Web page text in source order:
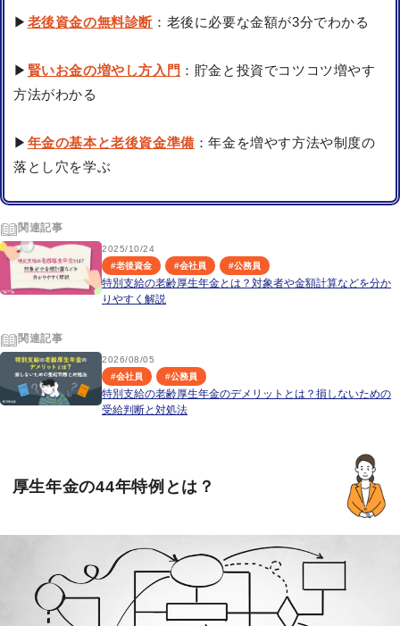
▶ 老後資金の無料診断 ：老後に必要な金額が3分でわかる
▶ 賢いお金の増やし方入門 ：貯金と投資でコツコツ増やす
方法がわかる
▶ 年金の基本と老後資金準備 ：年金を増やす方法や制度の
落とし穴を学ぶ
関連記事
2025/10/24
#老後資金 #会社員 #公務員
特別支給の老齢厚生年金とは？対象者や金額計算などを分か
りやすく解説
関連記事
2026/08/05
#会社員 #公務員
特別支給の老齢厚生年金のデメリットとは？損しないための
受給判断と対処法
厚生年金の44年特例とは？